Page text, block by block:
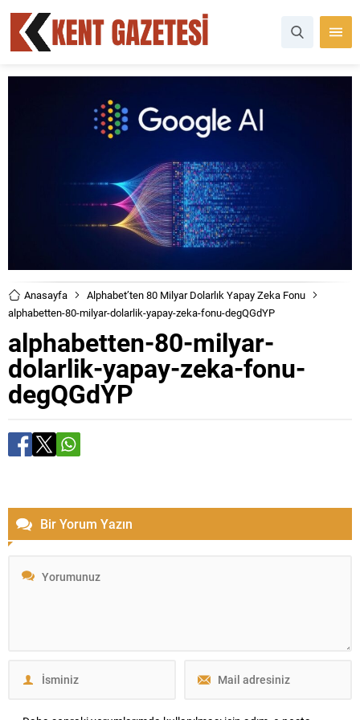
Anasayfa
Alphabet’ten 80 Milyar Dolarlık Yapay Zeka Fonu
alphabetten-80-milyar-dolarlik-yapay-zeka-fonu-degQGdYP
alphabetten-80-milyar-
dolarlik-yapay-zeka-fonu-
degQGdYP
Bir Yorum Yazın